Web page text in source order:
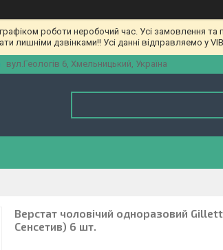
роботи неробочий час. Усі замовлення та
лишніми дзвінками!! Усі данні відправляемо у
вул.Геологів 6, Хмельницький, Україна
Верстат чоловічий одноразовий
Сенсетив) 6 шт.